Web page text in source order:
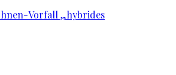
Vorfall „hybrides